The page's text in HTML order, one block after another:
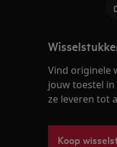
Vind originele
jouw toestel
ze leveren tot
Koop